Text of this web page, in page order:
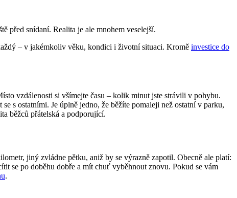
před snídaní. Realita je ale mnohem veselejší.
– v jakémkoliv věku, kondici i životní situaci. Kromě investice do
vzdálenosti si všímejte času – kolik minut jste strávili v pohybu.
s ostatními. Je úplně jedno, že běžíte pomaleji než ostatní v parku,
běžců přátelská a podporující.
jiný zvládne pětku, aniž by se výrazně zapotil. Obecně ale platí:
se po doběhu dobře a mít chuť vyběhnout znovu. Pokud se vám
.